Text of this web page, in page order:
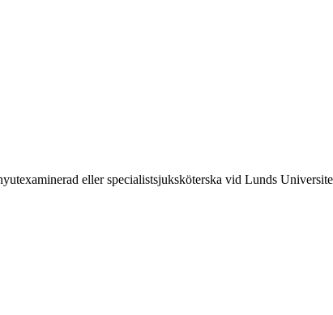
eller specialistsjuksköterska vid Lunds